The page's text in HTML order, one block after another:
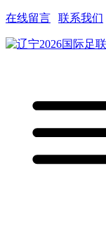
在线留言 联系我们